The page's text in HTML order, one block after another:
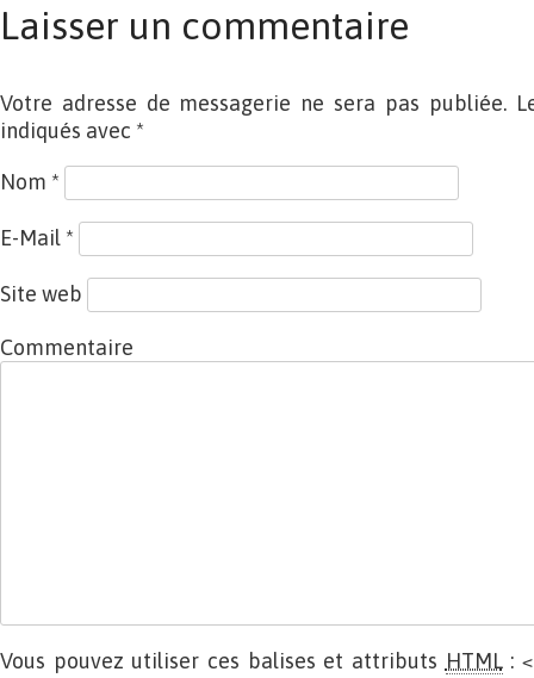
Laisser un commentaire
Votre adresse de messagerie ne sera pas publiée.
indiqués avec *
Nom *
E-Mail *
Site web
Commentaire
Vous pouvez utiliser ces balises et attributs HTML: